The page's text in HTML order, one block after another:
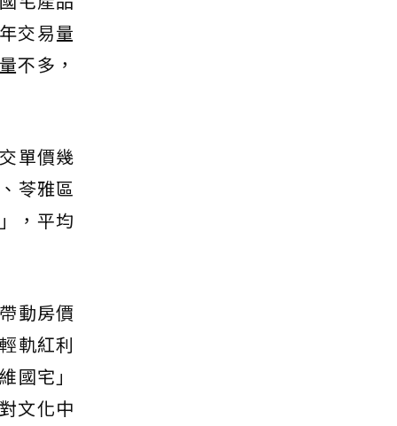
交易量
不多，
單價幾
苓雅區
，平均
動房價
軌紅利
國宅」
文化中